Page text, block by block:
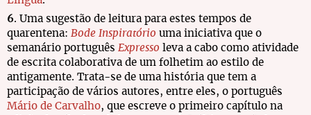
6. Uma sugestão de leitura para estes tempos de
quarentena: Bode Inspiratório uma iniciativa que o
semanário português Expresso leva a cabo como atividade
de escrita colaborativa de um folhetim ao estilo de
antigamente. Trata-se de uma história que tem a
participação de vários autores, entre eles, o português
Mário de Carvalho, que escreve o primeiro capítulo na